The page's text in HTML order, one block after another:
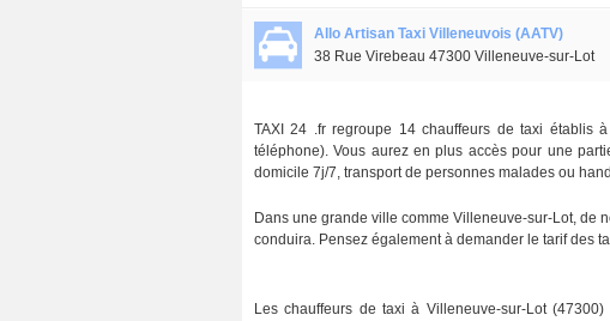
Allo Artisan Taxi Villeneuvois (AATV)
38 Rue Virebeau 47300 Villeneuve-sur-Lot
TAXI 24 .fr regroupe 14 chauffeurs de taxi établis
téléphone). Vous aurez en plus accès pour une
domicile 7j/7, transport de personnes malades ou
Dans une grande ville comme Villeneuve-sur-Lot, de
conduira. Pensez également à demander le tarif des
Les chauffeurs de taxi à Villeneuve-sur-Lot